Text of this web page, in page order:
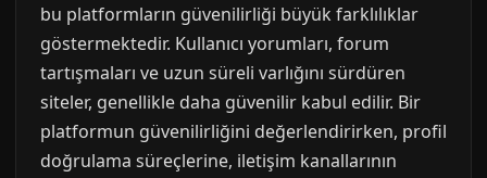
bu platformların güvenilirliği büyük farklılıklar
göstermektedir. Kullanıcı yorumları, forum
tartışmaları ve uzun süreli varlığını sürdüren
siteler, genellikle daha güvenilir kabul edilir. Bir
platformun güvenilirliğini değerlendirirken, profil
doğrulama süreçlerine, iletişim kanallarının